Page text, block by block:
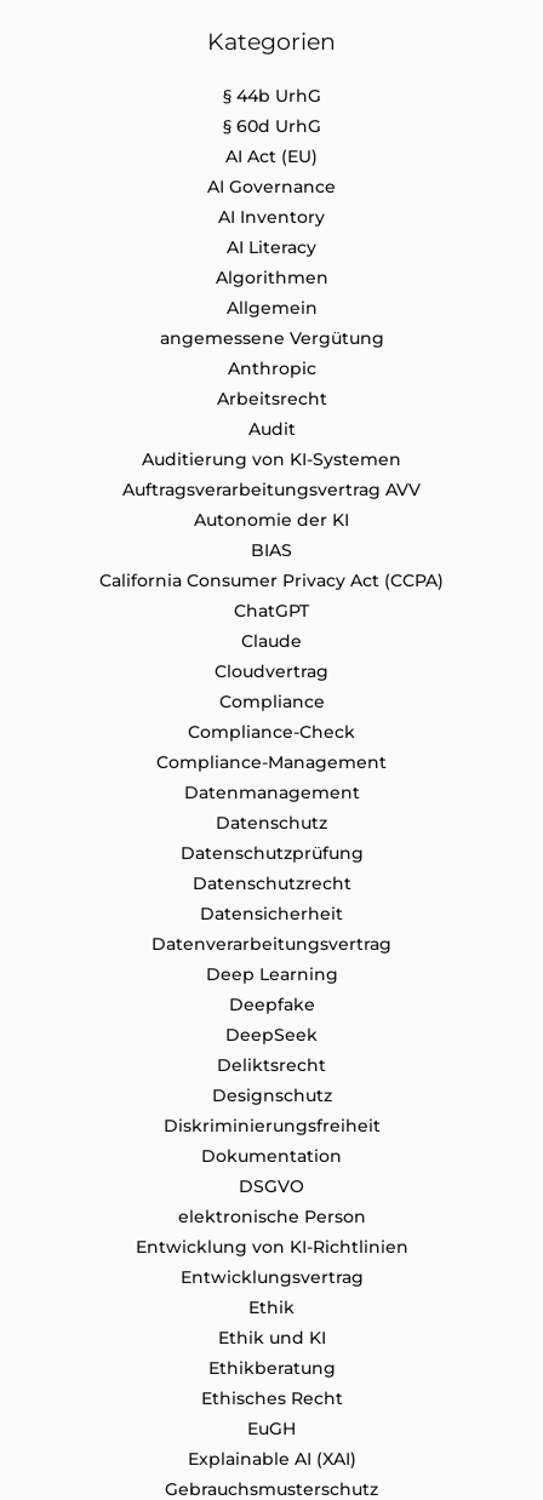
Kategorien
§ 44b UrhG
§ 60d UrhG
AI Act (EU)
AI Governance
AI Inventory
AI Literacy
Algorithmen
Allgemein
angemessene Vergütung
Anthropic
Arbeitsrecht
Audit
Auditierung von KI-Systemen
Auftragsverarbeitungsvertrag AVV
Autonomie der KI
BIAS
California Consumer Privacy Act (CCPA)
ChatGPT
Claude
Cloudvertrag
Compliance
Compliance-Check
Compliance-Management
Datenmanagement
Datenschutz
Datenschutzprüfung
Datenschutz​recht
Datensicherheit
Datenverarbeitungsvertrag
Deep Learning
Deepfake
DeepSeek
Deliktsrecht
Designschutz
Diskriminierungsfreiheit
Dokumentation
DSGVO
elektronische Person
Entwicklung von KI-Richtlinien
Entwicklungsvertrag
Ethik
Ethik und KI
Ethikberatung
Ethisches Recht
EuGH
Explainable AI (XAI)
Gebrauchsmusterschutz